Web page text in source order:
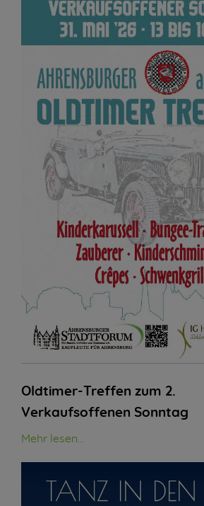
Oldtimer-Treffen zum 2.
Verkaufsoffenen Sonntag
Mehr lesen...